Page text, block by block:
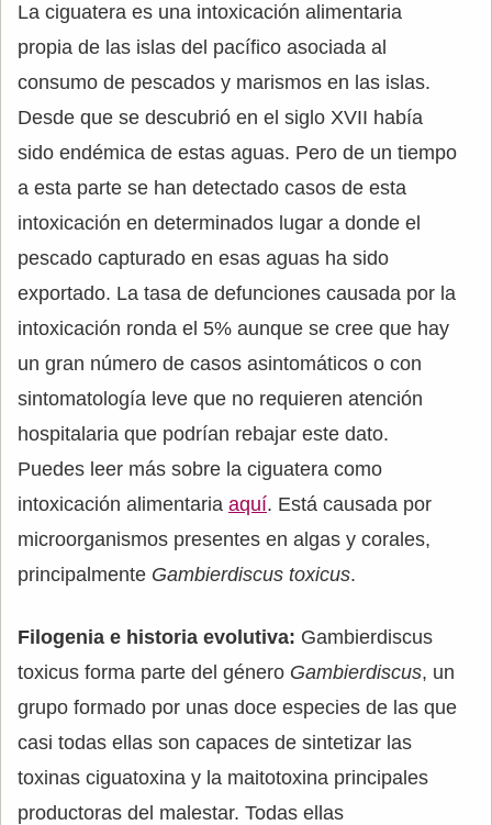
La ciguatera es una intoxicación alimentaria
propia de las islas del pacífico asociada al
consumo de pescados y marismos en las islas.
Desde que se descubrió en el siglo XVII había
sido endémica de estas aguas. Pero de un tiempo
a esta parte se han detectado casos de esta
intoxicación en determinados lugar a donde el
pescado capturado en esas aguas ha sido
exportado. La tasa de defunciones causada por la
intoxicación ronda el 5% aunque se cree que hay
un gran número de casos asintomáticos o con
sintomatología leve que no requieren atención
hospitalaria que podrían rebajar este dato.
Puedes leer más sobre la ciguatera como
intoxicación alimentaria aquí. Está causada por
microorganismos presentes en algas y corales,
principalmente Gambierdiscus toxicus.
Filogenia e historia evolutiva: Gambierdiscus
toxicus forma parte del género Gambierdiscus, un
grupo formado por unas doce especies de las que
casi todas ellas son capaces de sintetizar las
toxinas ciguatoxina y la maitotoxina principales
productoras del malestar. Todas ellas